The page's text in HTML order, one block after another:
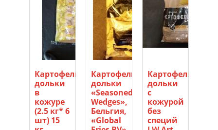
Картофельные
дольки
в
кожуре
(2.5 кг* 6
шт) 15
Картофельные
дольки
«Seasoned
Wedges»,
Бельгия,
«Global
Картофельные
дольки
с
кожурой
без
специй